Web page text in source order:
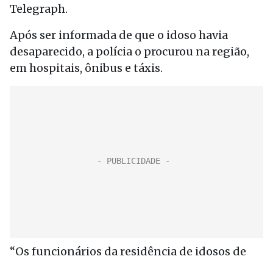
Telegraph.
Após ser informada de que o idoso havia
desaparecido, a polícia o procurou na região,
em hospitais, ônibus e táxis.
“Os funcionários da residência de idosos de